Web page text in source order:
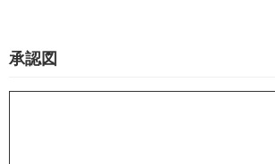
承認図